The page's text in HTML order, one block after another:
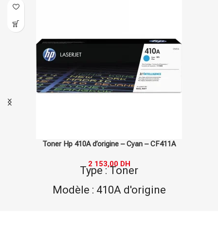
Toner Hp 410A d’origine – Cyan – CF411A
2 153,00 DH
Type : Toner
Modèle : 410A d'origine